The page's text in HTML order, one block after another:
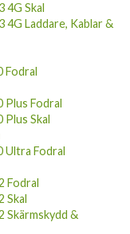
4G Laddare, Kablar &
Plus Fodral
Plus Skal
Ultra Fodral
Fodral
Skal
Skärmskydd &
Laddare, Kablar &